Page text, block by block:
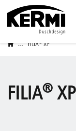
... FILIA® XP
FILIA® XP